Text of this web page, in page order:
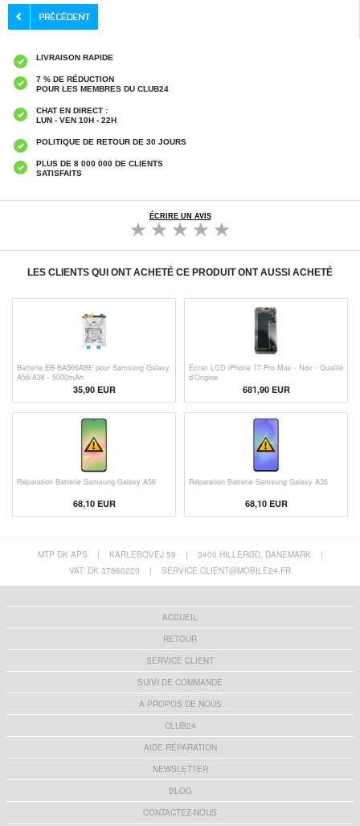
LIVRAISON RAPIDE
7 % DE RÉDUCTION
POUR LES MEMBRES DU CLUB24
CHAT EN DIRECT :
LUN - VEN 10H - 22H
POLITIQUE DE RETOUR DE 30 JOURS
PLUS DE 8 000 000 DE CLIENTS
SATISFAITS
ÉCRIRE UN AVIS
LES CLIENTS QUI ONT ACHETÉ CE PRODUIT ONT AUSSI ACHETÉ
Batterie EB-BA566ABE pour Samsung Galaxy
A56/A36 - 5000mAh
35,90 EUR
Écran LCD iPhone 17 Pro Max - Noir - Qualité
d'Origine
681,90EUR
Réparation Batterie Samsung Galaxy A56
68,10 EUR
Réparation Batterie Samsung Galaxy A36
68,10 EUR
MTP DK APS | KARLEBOVEJ 59 | 3400 HILLERØD, DANEMARK
|
VAT: DK 37860220
| SERVICE.CLIENT@MOBILE24.FR
ACCUEIL
RETOUR
SERVICE CLIENT
SUIVI DE COMMANDE
A PROPOS DE NOUS
CLUB24
AIDE RÉPARATION
NEWSLETTER
BLOG
CONTACTEZ-NOUS